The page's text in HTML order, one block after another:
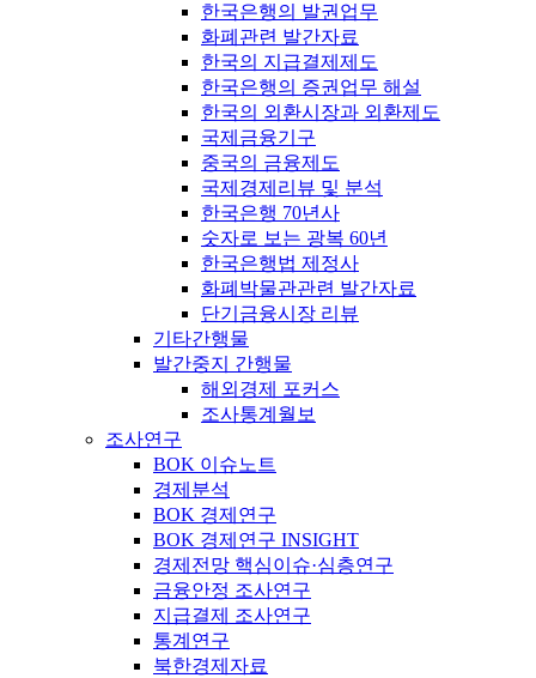
한국은행의 발권업무
화폐관련 발간자료
한국의 지급결제제도
한국은행의 증권업무 해설
한국의 외환시장과 외환제도
국제금융기구
중국의 금융제도
국제경제리뷰 및 분석
한국은행 70년사
숫자로 보는 광복 60년
한국은행법 제정사
화폐박물관관련 발간자료
단기금융시장 리뷰
기타간행물
발간중지 간행물
해외경제 포커스
조사통계월보
조사연구
BOK 이슈노트
경제분석
BOK 경제연구
BOK 경제연구 INSIGHT
경제전망 핵심이슈·심층연구
금융안정 조사연구
지급결제 조사연구
통계연구
북한경제자료